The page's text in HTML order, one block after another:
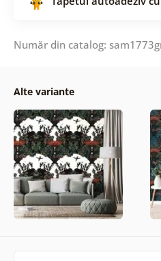
Număr din catalog:
Alte variante